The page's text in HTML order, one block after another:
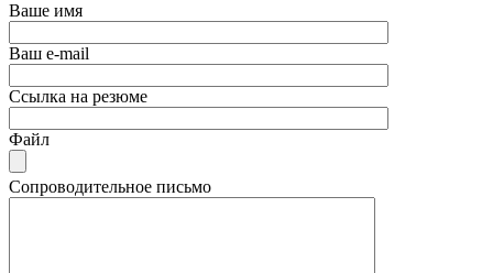
Ваше имя
Ваш e-mail
Ссылка на резюме
Файл
Сопроводительное письмо